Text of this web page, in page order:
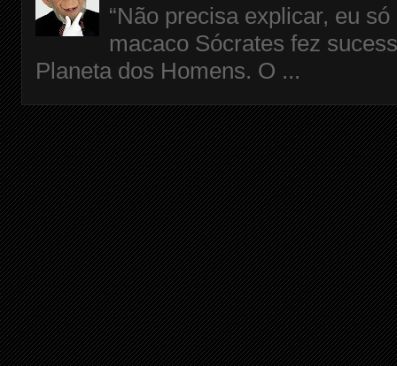
“Não precisa explicar, eu
macaco Sócrates fez
Planeta dos Homens. O ...